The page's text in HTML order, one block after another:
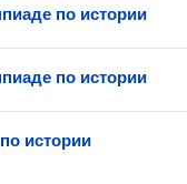
по истории
по истории
истории